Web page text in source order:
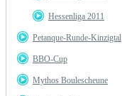
Hessenliga 2011
Petanque-Runde-Kinzigtal
BBO-Cup
Mythos Boulescheune